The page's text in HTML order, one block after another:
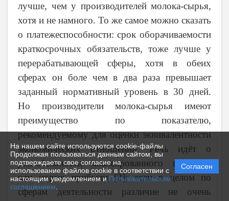
На нашем сайте используются cookie-файлы.
Продолжая пользоваться данным сайтом, вы
подтверждаете свое согласие на
использование файлов cookie в соответствии с
настоящим уведомлением и Пользовательским
соглашением
Согласен
лучше, чем у производителей молока-сырья,
хотя и не намного. То же самое можно сказать
о платежеспособности: срок оборачиваемости
краткосрочных обязательств, тоже лучше у
перерабатывающей сферы, хотя в обеих
сферах он боле чем в два раза превышает
заданный нормативный уровень в 30 дней.
Но производители молока-сырья имеют
преимущество по показателю,
рекомендуемому для оценки эквивалентности
экономических отношений. Речь идёт о
рентабельности авансированного капитала,
или норме прибыли [2]; если в целом по
сферам деятельности различие не очень